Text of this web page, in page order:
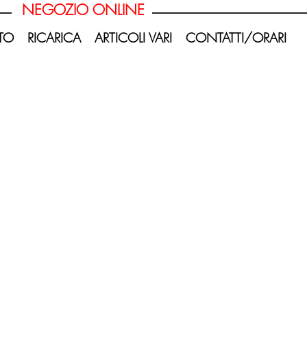
NEGOZIO ONLINE
RICARICA ARTICOLI VARI CONTATTI/ORARI